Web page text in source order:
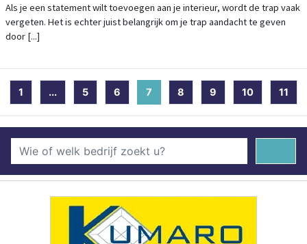
Als je een statement wilt toevoegen aan je interieur, wordt de trap vaak
vergeten. Het is echter juist belangrijk om je trap aandacht te geven
door [...]
1 ... 5 6 7 (current)
8 9 10 11